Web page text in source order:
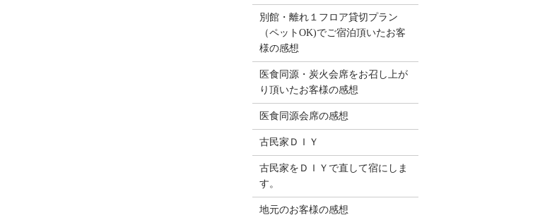
別館・離れ１フロア貸切プラン
（ペットOK)でご宿泊頂いたお客
様の感想
医食同源・炭火会席をお召し上が
り頂いたお客様の感想
医食同源会席の感想
古民家ＤＩＹ
古民家をＤＩＹで直して宿にしま
す。
地元のお客様の感想